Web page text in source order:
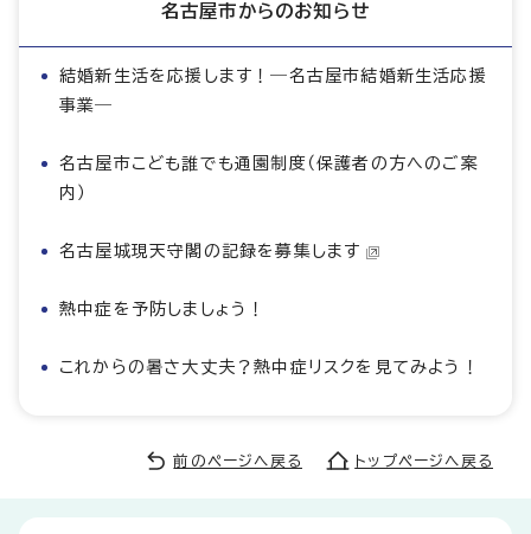
名古屋市からのお知らせ
結婚新生活を応援します！―名古屋市結婚新生活応援
事業―
名古屋市こども誰でも通園制度（保護者の方へのご案
内）
名古屋城現天守閣の記録を募集します
熱中症を予防しましょう！
これからの暑さ大丈夫？熱中症リスクを見てみよう！
前のページへ戻る トップページへ戻る